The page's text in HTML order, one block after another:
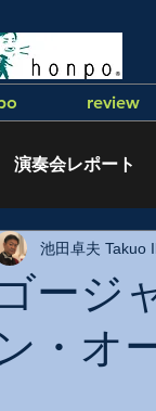
review
演奏会レポート
ージ
・オ
池田卓夫 Takuo